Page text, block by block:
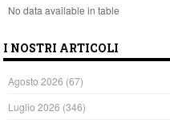
No data available in table
I NOSTRI ARTICOLI
Agosto 2026 (67)
Luglio 2026 (346)